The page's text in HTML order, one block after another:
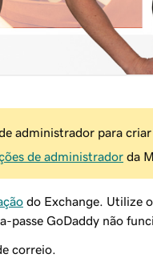
administrador para
de administrador da
do Exchange. Utilize
passe GoDaddy não
correio.